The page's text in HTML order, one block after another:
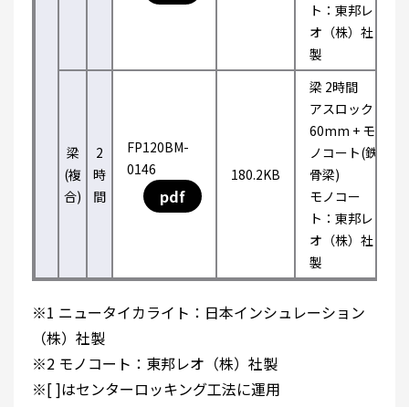
ト：東邦レ
オ（株）社
製
梁
(複
合)
2
時
間
FP120BM-
0146
pdf
180.2KB
梁 2時間
アスロック
60mm + モ
ノコート(鉄
骨梁)
モノコー
ト：東邦レ
オ（株）社
製
※1 ニュータイカライト：日本インシュレーション
（株）社製
※2 モノコート：東邦レオ（株）社製
※[ ]はセンターロッキング工法に運用